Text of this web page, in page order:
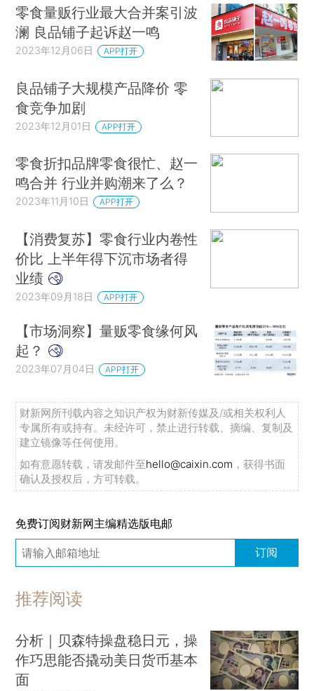
零食量贩行业最大合并案引波
澜 良品铺子起诉赵一鸣
2023年12月06日 APP打开
良品铺子大规模产品降价 零
食竞争加剧
2023年12月01日 APP打开
零食折扣品牌零食很忙、赵一
鸣合并 行业并购潮来了么？
2023年11月10日 APP打开
【消费复苏】零食行业内卷性
价比 上半年得下沉市场者得
业绩
2023年09月18日 APP打开
【市场洞察】量贩零食缘何风
起？
2023年07月04日 APP打开
财新网所刊载内容之知识产权为财新传媒及/或相关权利人
专属所有或持有。未经许可，禁止进行转载、摘编、复制及
建立镜像等任何使用。
如有意愿转载，请发邮件至hello@caixin.com ，获得书面
确认及授权后，方可转载。
免费订阅财新网主编精选版电邮
订阅
推荐阅读
分析｜贝森特操盘稳日元，操
作巧思能否撬动美日货币基本
面